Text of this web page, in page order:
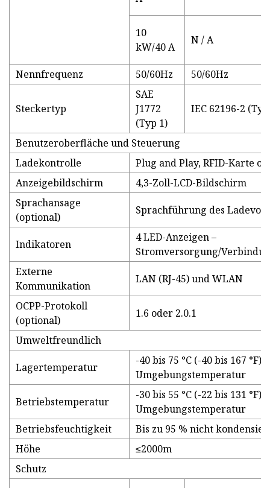
10
kW/40 A
N / A
Nennfrequenz 50/60Hz 50/60Hz
Steckertyp
SAE
J1772
(Typ 1)
IEC 62196-2
Benutzeroberfläche und Steuerung
Ladekontrolle
Plug and Play, RFID-Karte
Anzeigebildschirm
4,3-Zoll-LCD-Bildschirm
Sprachansage
(optional)
Sprachführung des
Indikatoren
4 LED-Anzeigen –
Stromversorgung/
Externe
Kommunikation
LAN (RJ-45) und WLAN
OCPP-Protokoll
(optional)
1.6 oder 2.0.1
Umweltfreundlich
Lagertemperatur
-40 bis 75 °C (-40 bis 167 °F)
Umgebungstemperatur
Betriebstemperatur
-30 bis 55 °C (-22 bis 131 °F)
Umgebungstemperatur
Betriebsfeuchtigkeit
Bis zu 95 % nicht
Höhe
≤2000m
Schutz